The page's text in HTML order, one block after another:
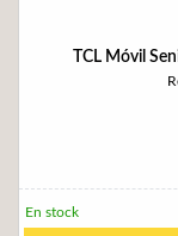
TCL Móvil
En stock